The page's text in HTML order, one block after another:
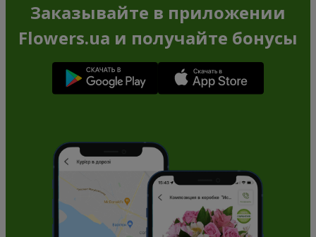
Заказывайте в приложении
Flowers.ua и получайте бонусы